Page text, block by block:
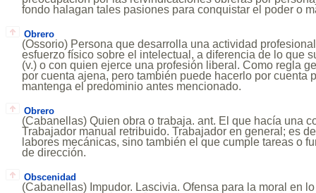
fondo halagan tales pasiones para conquistar el poder o
Obrero
(Ossorio) Persona que desarrolla una actividad
esfuerzo físico sobre el intelectual, a diferencia de lo que
(v.) o con quien ejerce una profesión liberal. Como regla
por cuenta ajena, pero también puede hacerlo por cuenta
mantenga el predominio antes mencionado.
Obrero
(Cabanellas) Quien obra o trabaja. ant. El que hacía una
Trabajador manual retribuido. Trabajador en general; es
labores mecánicas, sino también el que cumple tareas o
de dirección.
Obscenidad
(Cabanellas) Impudor. Lascivia. Ofensa para la moral en